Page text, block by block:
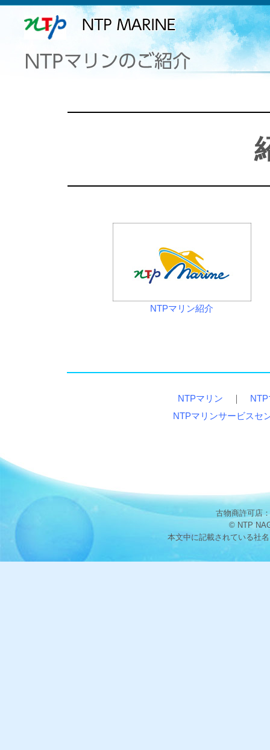
NTPマリン紹介
NTPマリン
NTPマリンサービスセ
古物商許可店
© NTP
本文中に記載されている社